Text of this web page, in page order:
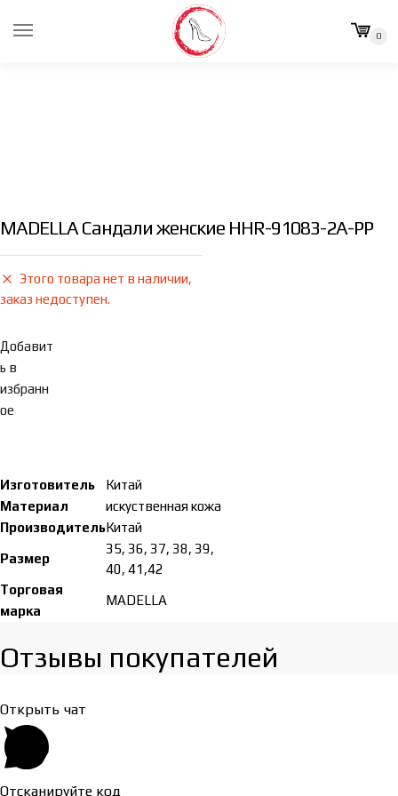
0
MADELLA Сандали женские HHR-91083-2A-PP
Этого товара нет в наличии,
заказ недоступен.
Добавит
ь в
избранн
ое
Изготовитель
Китай
Материал
искуственная кожа
ПроизводительКитай
Размер
35, 36, 37, 38, 39,
40, 41,42
Торговая
марка
MADELLA
Отзывы покупателей​
Открыть чат
Отсканируйте код